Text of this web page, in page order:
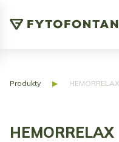
Produkty ▶ HEMORRELAX
HEMORRELAX